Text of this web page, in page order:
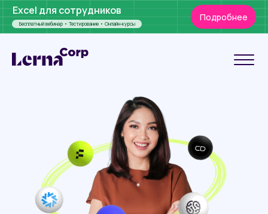
Подробнее
Excel для сотрудников
Бесплатный вебинар • Тестирование • Онлайн-курсы